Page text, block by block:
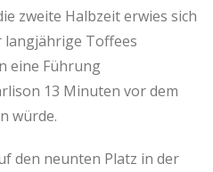
zweite Halbzeit erwies sich
langjährige Toffees
eine Führung
13 Minuten vor dem
würde.
den neunten Platz in der